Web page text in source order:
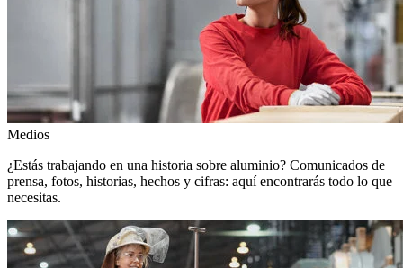
Medios
¿Estás trabajando en una historia sobre aluminio? Comunicados de
prensa, fotos, historias, hechos y cifras: aquí encontrarás todo lo que
necesitas.